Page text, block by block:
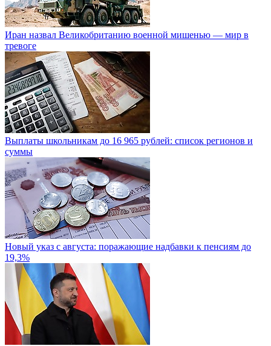
Иран назвал Великобританию военной мишенью — мир в
тревоге
Выплаты школьникам до 16 965 рублей: список регионов и
суммы
Новый указ с августа: поражающие надбавки к пенсиям до
19,3%